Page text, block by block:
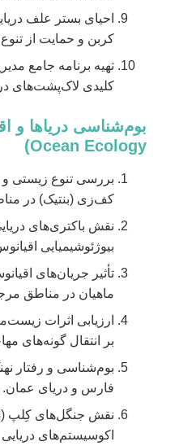
احیای بستر علف
کربن و حمایت از
تهیه برنامه جامع
کلیدی لاک‌پشت‌های
Ocean Ecology)
بررسی تنوع زیستی و
کف‌زی (بنتیک) در
نقش باکتری‌های
بیوژئوشیمیایی
تأثیر جریان‌های
ماهیان در مناطق
ارزیابی اثرات
بر انتقال گونه‌های
بوم‌شناسی و رفتار
فارس و دریای عمان.
اکوسیستم‌های